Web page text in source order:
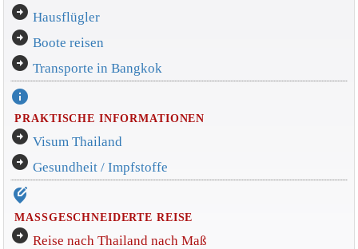
arrow_circle_right Hausflügler
arrow_circle_right Boote reisen
arrow_circle_right Transporte in Bangkok
info
PRAKTISCHE INFORMATIONEN
arrow_circle_right Visum Thailand
arrow_circle_right Gesundheit / Impfstoffe
edit_location_alt
MASSGESCHNEIDERTE REISE
arrow_circle_right Reise nach Thailand nach Maß